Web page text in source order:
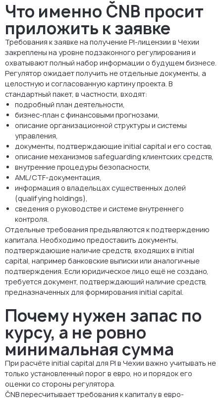
Что именно ČNB просит
приложить к заявке
Требования к заявке на получение PI-лицензии в Чехии
закреплены на уровне подзаконного регулирования и
охватывают полный набор информации о будущем бизнесе.
Регулятор ожидает получить не отдельные документы, а
целостную и согласованную картину проекта. В
стандартный пакет, в частности, входят:
подробный план деятельности,
бизнес-план с финансовыми прогнозами,
описание организационной структуры и системы
управления,
документы, подтверждающие initial capital и его состав,
описание механизмов safeguarding клиентских средств,
внутренние процедуры безопасности,
AML/CTF-документация,
информация о владельцах существенных долей
(qualifying holdings),
сведения о руководстве и системе внутреннего
контроля.
Отдельные требования предъявляются к подтверждению
капитала. Необходимо предоставить документы,
подтверждающие наличие средств, входящих в initial
capital, например банковские выписки или аналогичные
подтверждения. Если юридическое лицо ещё не создано,
требуется документ, подтверждающий наличие средств,
предназначенных для формирования initial capital.
Почему нужен запас по
курсу, а не ровно
минимальная сумма
При расчёте initial capital для PI в Чехии важно учитывать не
только установленный порог в евро, но и порядок его
оценки со стороны регулятора.
ČNB пересчитывает требования к капиталу в евро-